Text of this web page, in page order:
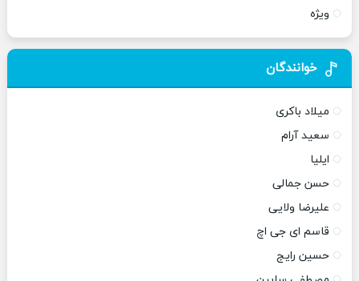
ویژه
خوانندگان
میلاد باکری
سعید آرام
ایلیا
حسن جمالی
علیرضا ولایی
قاسم ای جی اچ
حسین رایج